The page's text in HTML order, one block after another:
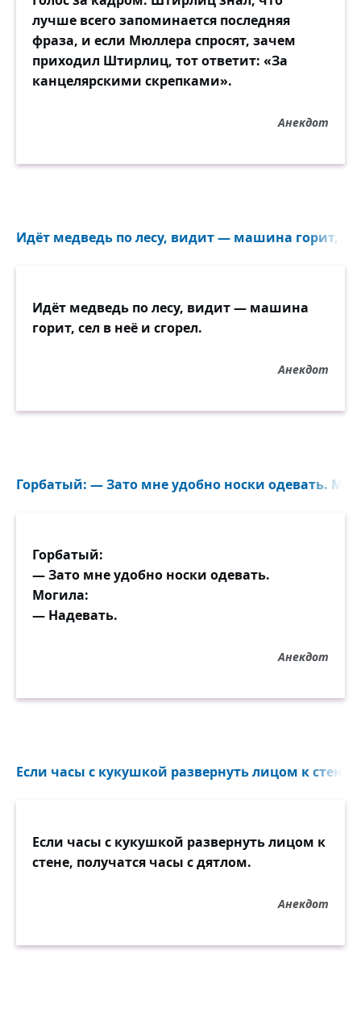
лучше всего запоминается последняя
фраза, и если Мюллера спросят, зачем
приходил Штирлиц, тот ответит: «За
канцелярскими скрепками».
Анекдот
Идёт медведь по лесу, видит — машина горит,
Идёт медведь по лесу, видит — машина
горит, сел в неё и сгорел.
Анекдот
Горбатый: — Зато мне удобно носки одевать.
Горбатый:
— Зато мне удобно носки одевать.
Могила:
— Надевать.
Анекдот
Если часы с кукушкой развернуть лицом к стене,
Если часы с кукушкой развернуть лицом к
стене, получатся часы с дятлом.
Анекдот